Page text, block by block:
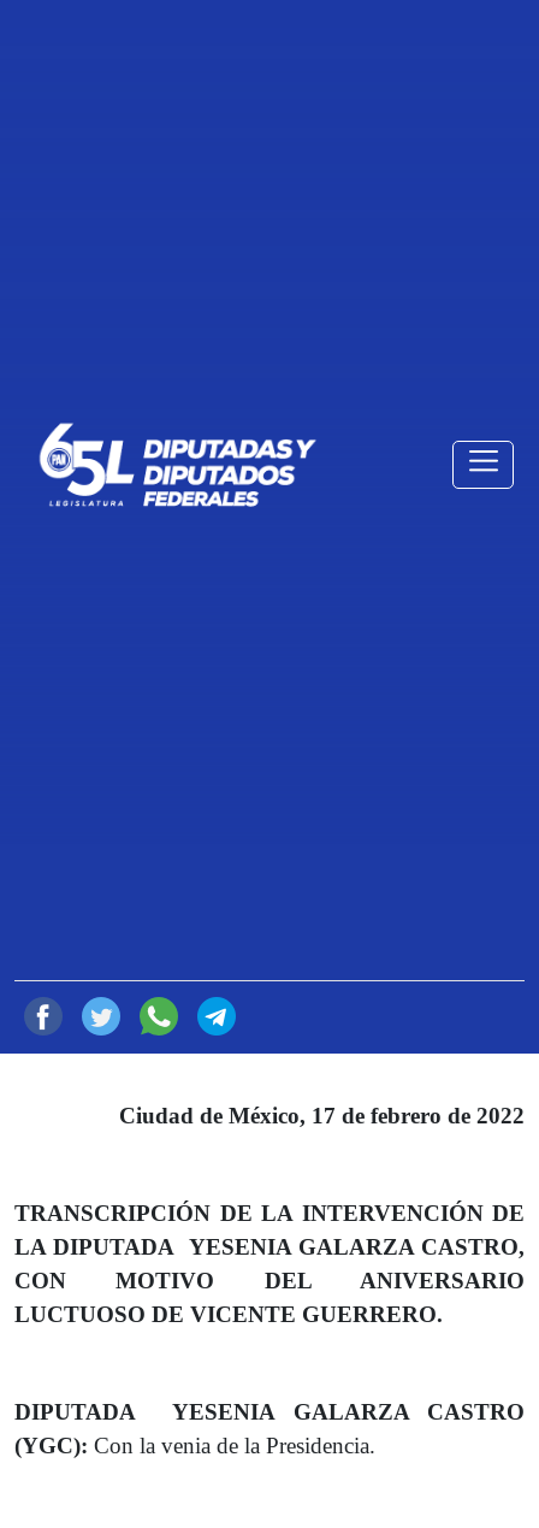
Ciudad de México, 17 de febrero de 2022
TRANSCRIPCIÓN DE LA INTERVENCIÓN DE
LA DIPUTADA YESENIA GALARZA CASTRO,
CON MOTIVO DEL ANIVERSARIO
LUCTUOSO DE VICENTE GUERRERO.
DIPUTADA YESENIA GALARZA CASTRO
(YGC): Con la venia de la Presidencia.